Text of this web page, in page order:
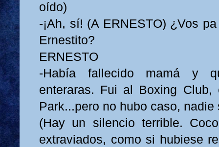
oído)
-¡Ah, sí! (A ERNESTO) ¿Vos
Ernestito?
ERNESTO
-Había fallecido mamá y
enteraras. Fui al Boxing
Park...pero no hubo caso,
(Hay un silencio terrible.
extraviados, como si hubiese